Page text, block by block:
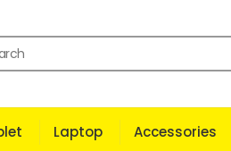
Laptop Accessories